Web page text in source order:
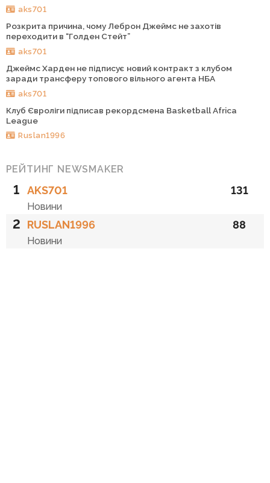
aks701
Розкрита причина, чому Леброн Джеймс не захотів
переходити в “Голден Стейт”
aks701
Джеймс Харден не підписує новий контракт з клубом
заради трансферу топового вільного агента НБА
aks701
Клуб Євроліги підписав рекордсмена Basketball Africa
League
Ruslan1996
РЕЙТИНГ NEWSMAKER
1 AKS701
Новини
131
2 RUSLAN1996
Новини
88